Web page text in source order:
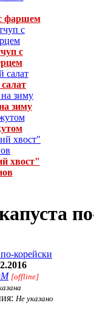
фаршем
с
зиму
хвост"
[offline]
Не указано